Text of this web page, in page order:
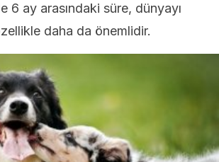
6 ay arasındaki süre, dünyayı
daha da önemlidir.